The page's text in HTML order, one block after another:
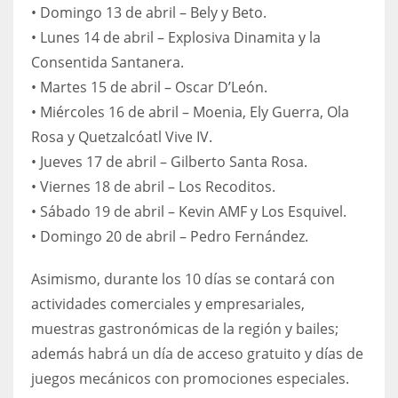
• Domingo 13 de abril – Bely y Betо.
• Lunes 14 de abril – Explosiva Dinamita y la
Consentida Santanera.
• Martes 15 de abril – Oscar D’León.
• Miércoles 16 de abril – Moenia, Ely Guerra, Ola
Rosa y Quetzalcóatl Vive IV.
• Jueves 17 de abril – Gilberto Santa Rosa.
• Viernes 18 de abril – Los Recoditos.
• Sábado 19 de abril – Kevin AMF y Los Esquivel.
• Domingo 20 de abril – Pedro Fernández.
Asimismo, durante los 10 días se contará con
actividades comerciales y empresariales,
muestras gastronómicas de la región y bailes;
además habrá un día de acceso gratuito y días de
juegos mecánicos con promociones especiales.